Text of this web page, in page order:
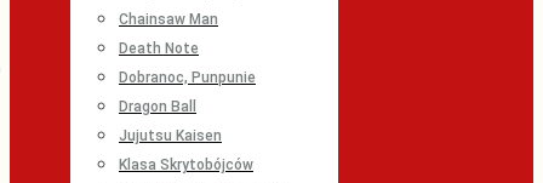
Chainsaw Man
Death Note
Dobranoc, Punpunie
Dragon Ball
Jujutsu Kaisen
Klasa Skrytobójców